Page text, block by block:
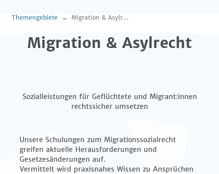
Themengebiete Migration & Asylrecht
Migration & Asylrecht
Sozialleistungen für Geflüchtete und Migrant:innen
rechtssicher umsetzen
Unsere Schulungen zum Migrationssozialrecht
greifen aktuelle Herausforderungen und
Gesetzesänderungen auf.
Vermittelt wird praxisnahes Wissen zu Ansprüchen